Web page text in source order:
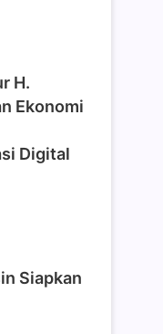
H.
Ekonomi
Digital
Siapkan